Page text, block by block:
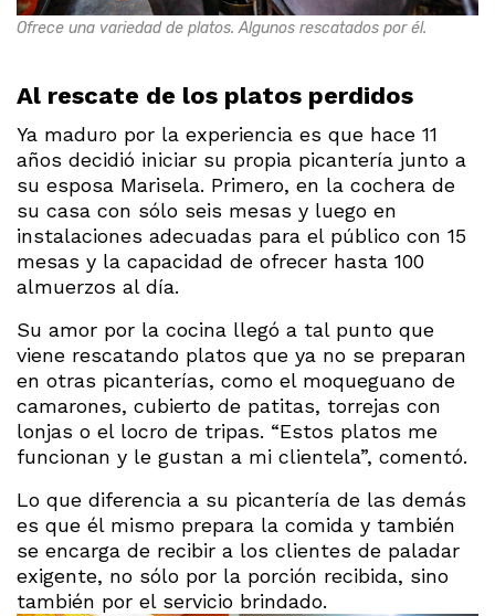
Ofrece una variedad de platos. Algunos rescatados por él.
Al rescate de los platos perdidos
Ya maduro por la experiencia es que hace 11
años decidió iniciar su propia picantería junto a
su esposa Marisela. Primero, en la cochera de
su casa con sólo seis mesas y luego en
instalaciones adecuadas para el público con 15
mesas y la capacidad de ofrecer hasta 100
almuerzos al día.
Su amor por la cocina llegó a tal punto que
viene rescatando platos que ya no se preparan
en otras picanterías, como el moqueguano de
camarones, cubierto de patitas, torrejas con
lonjas o el locro de tripas. “Estos platos me
funcionan y le gustan a mi clientela”, comentó.
Lo que diferencia a su picantería de las demás
es que él mismo prepara la comida y también
se encarga de recibir a los clientes de paladar
exigente, no sólo por la porción recibida, sino
también por el servicio brindado.